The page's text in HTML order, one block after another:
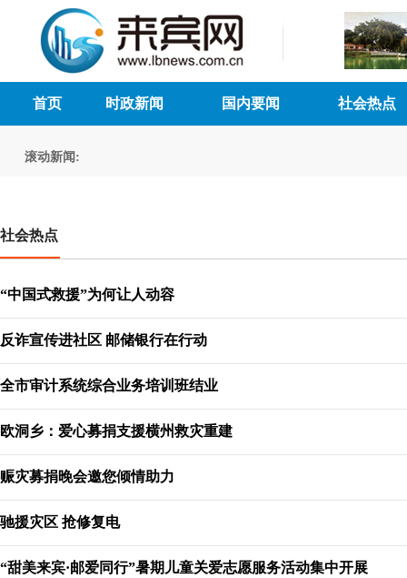
首页 时政新闻 国内要闻 社会热点
滚动新闻:
社会热点
“中国式救援”为何让人动容
反诈宣传进社区 邮储银行在行动
全市审计系统综合业务培训班结业
欧洞乡：爱心募捐支援横州救灾重建
赈灾募捐晚会邀您倾情助力
驰援灾区 抢修复电
“甜美来宾·邮爱同行”暑期儿童关爱志愿服务活动集中开展